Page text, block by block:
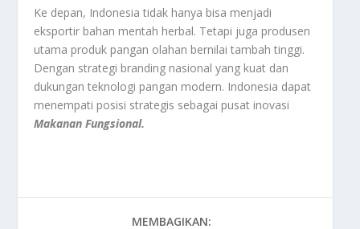
Ke depan, Indonesia tidak hanya bisa menjadi
eksportir bahan mentah herbal. Tetapi juga produsen
utama produk pangan olahan bernilai tambah tinggi.
Dengan strategi branding nasional yang kuat dan
dukungan teknologi pangan modern. Indonesia dapat
menempati posisi strategis sebagai pusat inovasi
Makanan Fungsional.
MEMBAGIKAN: